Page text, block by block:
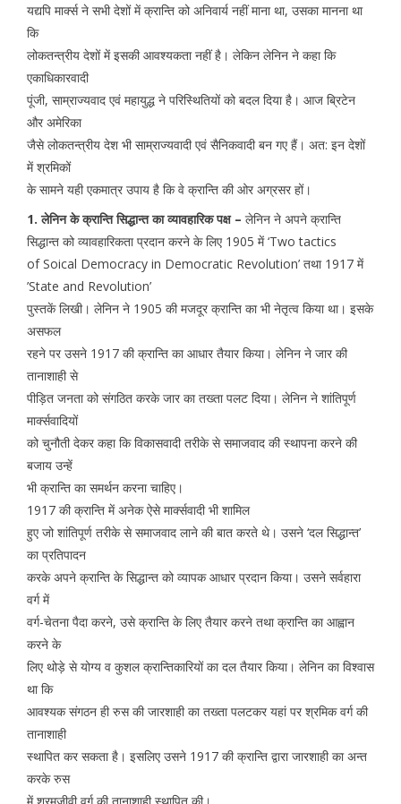
यद्यपि मार्क्स ने सभी देशों में क्रान्ति को अनिवार्य नहीं माना था, उसका मानना था
कि
लोकतन्त्रीय देशों में इसकी आवश्यकता नहीं है। लेकिन लेनिन ने कहा कि
एकाधिकारवादी
पूंजी, साम्राज्यवाद एवं महायुद्ध ने परिस्थितियों को बदल दिया है। आज ब्रिटेन
और अमेरिका
जैसे लोकतन्त्रीय देश भी साम्राज्यवादी एवं सैनिकवादी बन गए हैं। अत: इन देशों
में श्रमिकों
के सामने यही एकमात्र उपाय है कि वे क्रान्ति की ओर अग्रसर हों।
1. लेनिन के क्रान्ति सिद्धान्त का व्यावहारिक पक्ष – लेनिन ने अपने क्रान्ति
सिद्धान्त को व्यावहारिकता प्रदान करने के लिए 1905 में ‘Two tactics
of Soical Democracy in Democratic Revolution’ तथा 1917 में
’State and Revolution’
पुस्तकें लिखी। लेनिन ने 1905 की मजदूर क्रान्ति का भी नेतृत्व किया था। इसके
असफल
रहने पर उसने 1917 की क्रान्ति का आधार तैयार किया। लेनिन ने जार की
तानाशाही से
पीड़ित जनता को संगठित करके जार का तख्ता पलट दिया। लेनिन ने शांतिपूर्ण
मार्क्सवादियों
को चुनौती देकर कहा कि विकासवादी तरीके से समाजवाद की स्थापना करने की
बजाय उन्हें
भी क्रान्ति का समर्थन करना चाहिए।
1917 की क्रान्ति में अनेक ऐसे मार्क्सवादी भी शामिल
हुए जो शांतिपूर्ण तरीके से समाजवाद लाने की बात करते थे। उसने ‘दल सिद्धान्त’
का प्रतिपादन
करके अपने क्रान्ति के सिद्धान्त को व्यापक आधार प्रदान किया। उसने सर्वहारा
वर्ग में
वर्ग-चेतना पैदा करने, उसे क्रान्ति के लिए तैयार करने तथा क्रान्ति का आह्वान
करने के
लिए थोड़े से योग्य व कुशल क्रान्तिकारियों का दल तैयार किया। लेनिन का विश्वास
था कि
आवश्यक संगठन ही रुस की जारशाही का तख्ता पलटकर यहां पर श्रमिक वर्ग की
तानाशाही
स्थापित कर सकता है। इसलिए उसने 1917 की क्रान्ति द्वारा जारशाही का अन्त
करके रुस